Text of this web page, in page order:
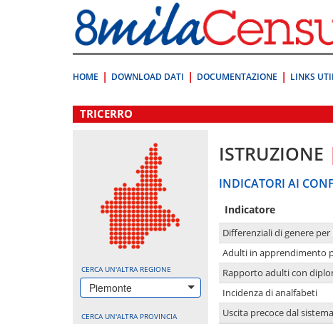
direttamente
a:
Contenuto
HOME DOWNLOAD DATI DOCUMENTAZIONE LINKS
.
TRICERRO
CERCA UN'ALTRA REGIONE
Piemonte
CERCA UN'ALTRA PROVINCIA
ISTRUZIONE
INDICATORI AI
Indicatore
Differenziali di genere
Adulti in apprendimento
Rapporto adulti con
Incidenza di analfabeti
Uscita precoce dal